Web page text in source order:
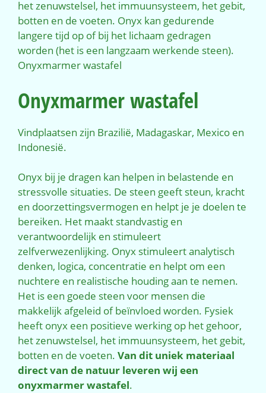
het zenuwstelsel, het immuunsysteem, het gebit,
botten en de voeten. Onyx kan gedurende
langere tijd op of bij het lichaam gedragen
worden (het is een langzaam werkende steen).
Onyxmarmer wastafel
Onyxmarmer wastafel
Vindplaatsen zijn Brazilië, Madagaskar, Mexico en
Indonesië.
Onyx bij je dragen kan helpen in belastende en
stressvolle situaties. De steen geeft steun, kracht
en doorzettingsvermogen en helpt je je doelen te
bereiken. Het maakt standvastig en
verantwoordelijk en stimuleert
zelfverwezenlijking. Onyx stimuleert analytisch
denken, logica, concentratie en helpt om een
nuchtere en realistische houding aan te nemen.
Het is een goede steen voor mensen die
makkelijk afgeleid of beïnvloed worden. Fysiek
heeft onyx een positieve werking op het gehoor,
het zenuwstelsel, het immuunsysteem, het gebit,
botten en de voeten. Van dit uniek materiaal
direct van de natuur leveren wij een
onyxmarmer wastafel.